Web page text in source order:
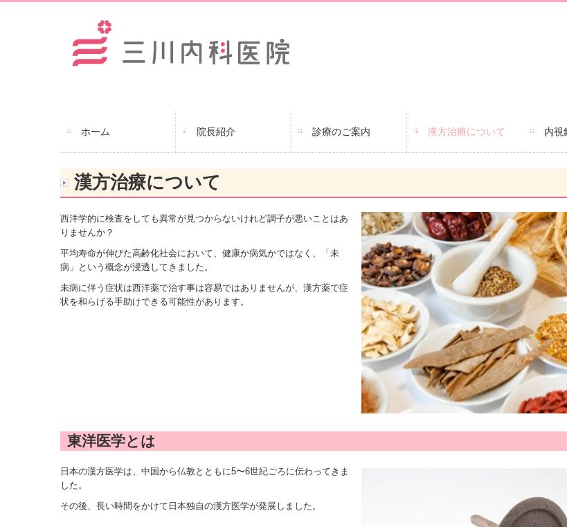
ホーム 院長紹介 診療のご案内 漢方治療について 内視
漢方治療について
西洋学的に検査をしても異常が見つからないけれど調子が悪いことはあ
りませんか？
平均寿命が伸びた高齢化社会において、健康か病気かではなく、「未
病」という概念が浸透してきました。
未病に伴う症状は西洋薬で治す事は容易ではありませんが、漢方薬で症
状を和らげる手助けできる可能性があります。
東洋医学とは
日本の漢方医学は、中国から仏教とともに5〜6世紀ごろに伝わってきま
した。
その後、長い時間をかけて日本独自の漢方医学が発展しました。